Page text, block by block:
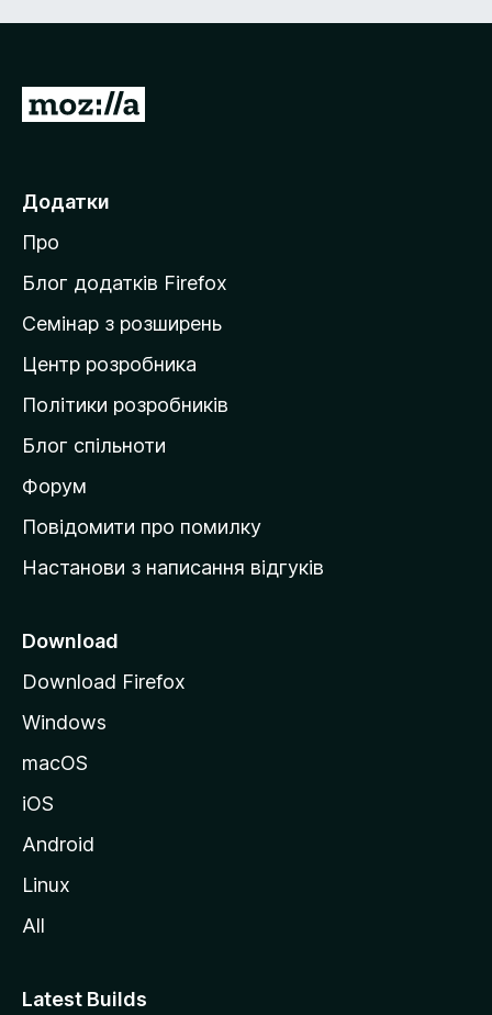
П
е
й
т
и
а
д
о
і
в
к
M
z
l
l
Додатки
Про
Блог додатків Firefox
Семінар з розширень
Центр розробника
Політики розробників
Блог спільноти
Форум
Повідомити про помилку
Настанови з написання відгуків
Download
Download Firefox
Windows
macOS
iOS
Android
Linux
All
Latest Builds